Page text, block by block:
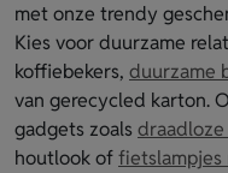
met onze trendy
Kies voor duurzame
koffiebekers, duurzame
van gerecycled karton.
gadgets zoals
houtlook offietslampjes